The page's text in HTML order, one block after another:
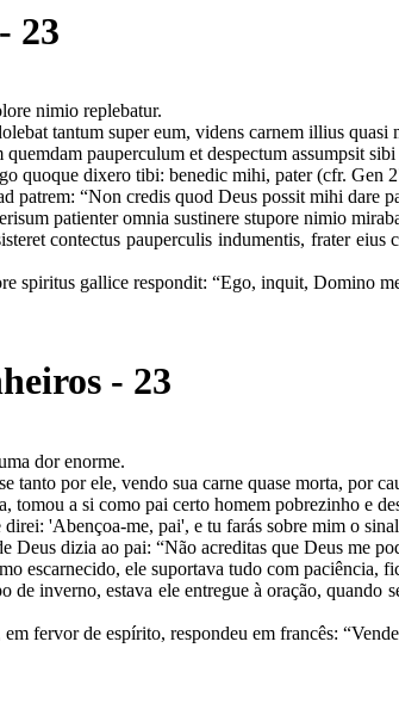
23
nimio replebatur.
tantum super eum, videns carnem illius
pauperculum et despectum assumpsit
quoque dixero tibi: benedic mihi, pater (cfr. Gen
“Non credis quod Deus possit mihi dare
patienter omnia sustinere stupore nimio
contectus pauperculis indumentis, frater
spiritus gallice respondit: “Ego, inquit, Domino
- 23
dor enorme.
tanto por ele, vendo sua carne quase morta, por
tomou a si como pai certo homem pobrezinho e
'Abençoa-me, pai', e tu farás sobre mim o
dizia ao pai: “Não acreditas que Deus me
escarnecido, ele suportava tudo com paciência,
de inverno, estava ele entregue à oração,
fervor de espírito, respondeu em francês: